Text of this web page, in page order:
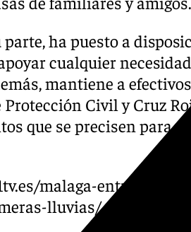
parte, ha puesto a
cualquier
mantiene a
Protección Civil y Cruz
que se precisen para
malaga-entra-esta-
lluvias/